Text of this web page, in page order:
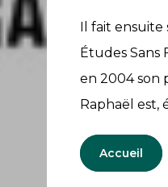
&
Legal
Forums
Devenir
AMI,
Active
Il fait
Études Sans
en 2004 son
Raphaël
Accueil